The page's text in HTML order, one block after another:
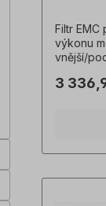
Filtr
výkonu
vnější/
3